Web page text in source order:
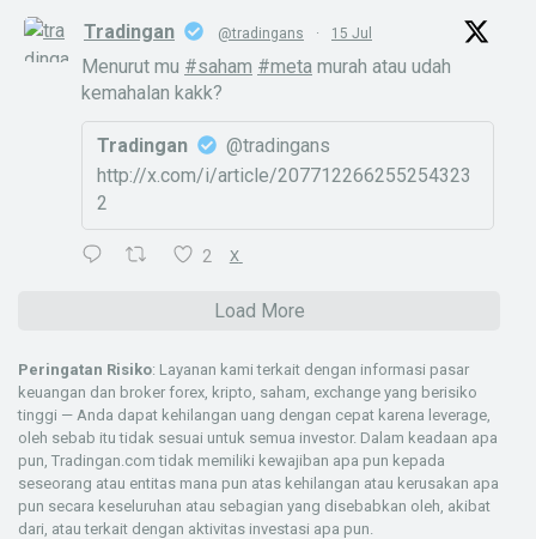
Tradingan @tradingans · 15 Jul
Menurut mu #saham #meta murah atau udah
kemahalan kakk?
Tradingan
@tradingans
http://x.com/i/article/207712266255254323
2
2 X
Load More
Peringatan Risiko: Layanan kami terkait dengan informasi pasar
keuangan dan broker forex, kripto, saham, exchange yang berisiko
tinggi — Anda dapat kehilangan uang dengan cepat karena leverage,
oleh sebab itu tidak sesuai untuk semua investor. Dalam keadaan apa
pun, Tradingan.com tidak memiliki kewajiban apa pun kepada
seseorang atau entitas mana pun atas kehilangan atau kerusakan apa
pun secara keseluruhan atau sebagian yang disebabkan oleh, akibat
dari, atau terkait dengan aktivitas investasi apa pun.